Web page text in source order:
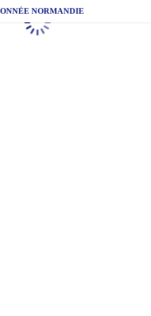
NORMANDIE
Chargement